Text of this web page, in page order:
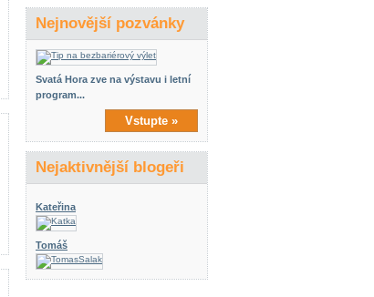
Nejnovější pozvánky
Svatá Hora zve na výstavu i letní
program...
Vstupte »
Nejaktivnější blogeři
Kateřina
Tomáš